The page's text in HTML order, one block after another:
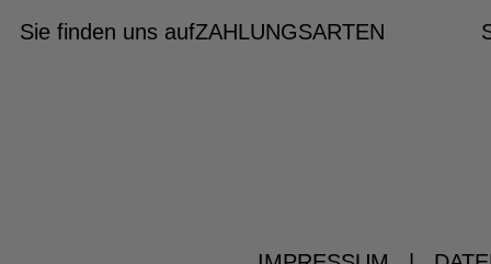
Sie finden uns aufZAHLUNGSARTEN